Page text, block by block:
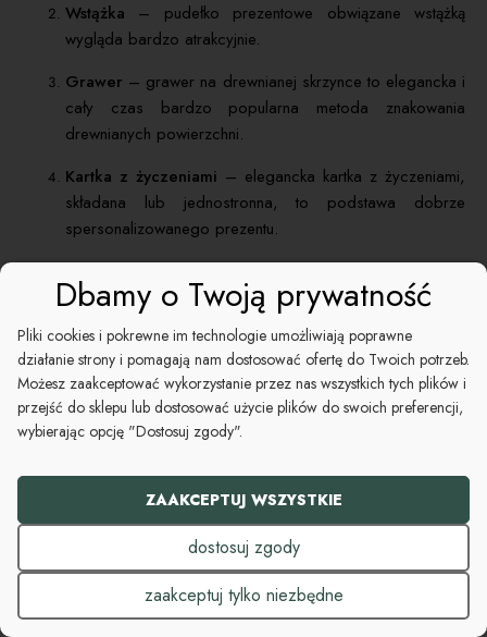
Wstążka – pudełko prezentowe obwiązane wstążką
wygląda bardzo atrakcyjnie.
Grawer – grawer na drewnianej skrzynce to elegancka i
cały czas bardzo popularna metoda znakowania
drewnianych powierzchni.
Kartka z życzeniami – elegancka kartka z życzeniami,
składana lub jednostronna, to podstawa dobrze
spersonalizowanego prezentu.
naszej oferty możemy okleić etykietami z Waszym
firmowym logo.
Świeczka sojowa z logo– w nasze ofercie posiadamy
oryginalne zapachy świec sojowych w eleganckich
słoiczkach, na których możemy umieścić indywidualnie
zaprojektowane etykiety z logo firmowym.
umieścić indywidualnie zaprojektowaną etykietę z waszym
Jeżeli w powyższej liście nie znaleźliście propozycji
personalizacji, która Was interesuje, zapraszamy do kontaktu -
Dbamy o Twoją prywatność
Pliki cookies i pokrewne im technologie umożliwiają poprawne
działanie strony i pomagają nam dostosować ofertę do Twoich potrzeb.
Możesz zaakceptować wykorzystanie przez nas wszystkich tych plików i
przejść do sklepu lub dostosować użycie plików do swoich preferencji,
wybierając opcję "Dostosuj zgody".
zaakceptuj tylko niezbędne
dostosuj zgody
ZAAKCEPTUJ WSZYSTKIE